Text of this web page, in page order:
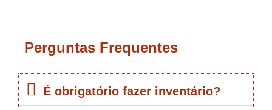
Perguntas Frequentes
É obrigatório fazer inventário?